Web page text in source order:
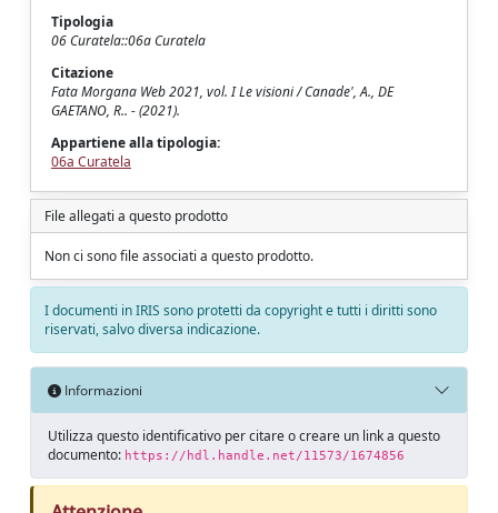
Tipologia
06 Curatela::06a Curatela
Citazione
Fata Morgana Web 2021, vol. I Le visioni / Canade', A., DE
GAETANO, R.. - (2021).
Appartiene alla tipologia:
06a Curatela
File allegati a questo prodotto
Non ci sono file associati a questo prodotto.
I documenti in IRIS sono protetti da copyright e tutti i diritti sono
riservati, salvo diversa indicazione.
Informazioni
Utilizza questo identificativo per citare o creare un link a questo
documento: https://hdl.handle.net/11573/1674856